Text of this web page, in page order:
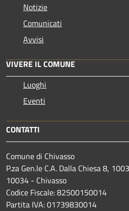
Notizie
Comunicati
Avvisi
VIVERE IL COMUNE
Luoghi
Eventi
CONTATTI
Comune di Chivasso
P.za Gen.le C.A. Dalla Chiesa 8,
10034 - Chivasso
Codice Fiscale: 82500150014
Partita IVA: 01739830014